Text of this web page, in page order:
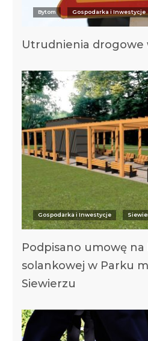
Bytom Gospodarka i Inwestycje
Utrudnienia drogowe
Gospodarka i Inwestycje
Podpisano umowę
solankowej w Parku
Siewierzu